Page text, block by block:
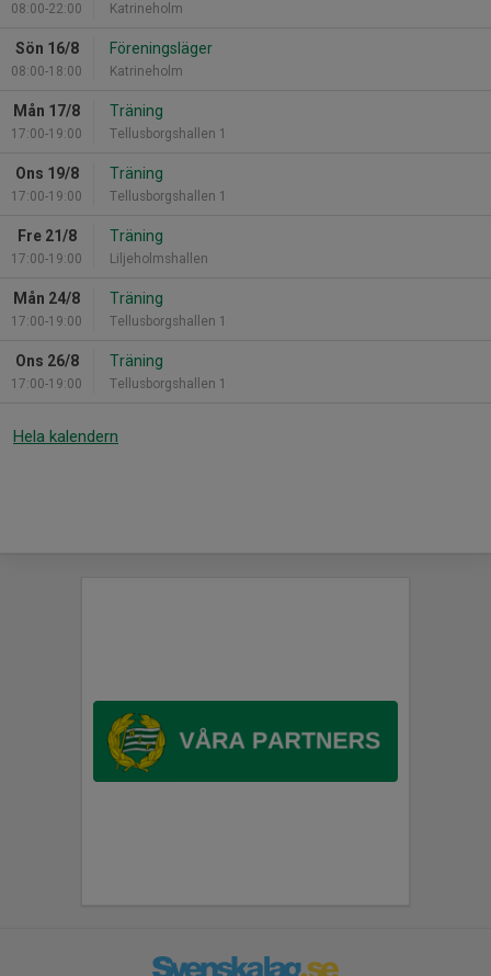
08:00-22:00 Katrineholm
Sön 16/8
08:00-18:00
Föreningsläger
Katrineholm
Mån 17/8
17:00-19:00
Träning
Tellusborgshallen 1
Ons 19/8
17:00-19:00
Träning
Tellusborgshallen 1
Fre 21/8
17:00-19:00
Träning
Liljeholmshallen
Mån 24/8
17:00-19:00
Träning
Tellusborgshallen 1
Ons 26/8
17:00-19:00
Träning
Tellusborgshallen 1
Hela kalendern